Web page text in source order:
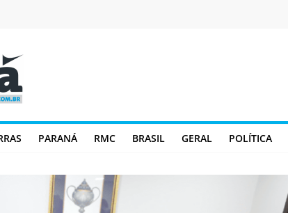
PARANÁ RMC BRASIL GERAL POLÍTICA